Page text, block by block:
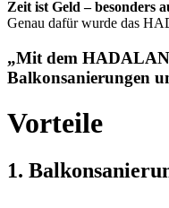
Zeit ist Geld – besonders
Genau dafür wurde das
„Mit dem
Balkonsanierungen
Vorteile
1.